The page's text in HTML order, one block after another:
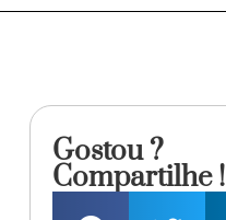
Gostou ?
Compartilhe !